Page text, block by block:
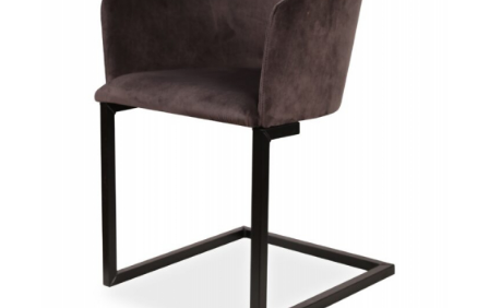
Scaune terasa
Seturi Terasa
Sezlonguri si Baldachine
Scaune Inalte De Bar